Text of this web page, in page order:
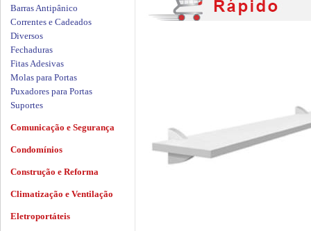
Barras Antipânico
Correntes e Cadeados
Diversos
Fechaduras
Fitas Adesivas
Molas para Portas
Puxadores para Portas
Suportes
Comunicação e Segurança
Condomínios
Construção e Reforma
Climatização e Ventilação
Eletroportáteis